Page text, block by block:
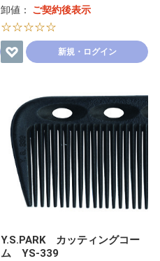
卸値： ご契約後表示
☆☆☆☆☆
新規・ログイン
Y.S.PARK カッティングコー
ム YS-339